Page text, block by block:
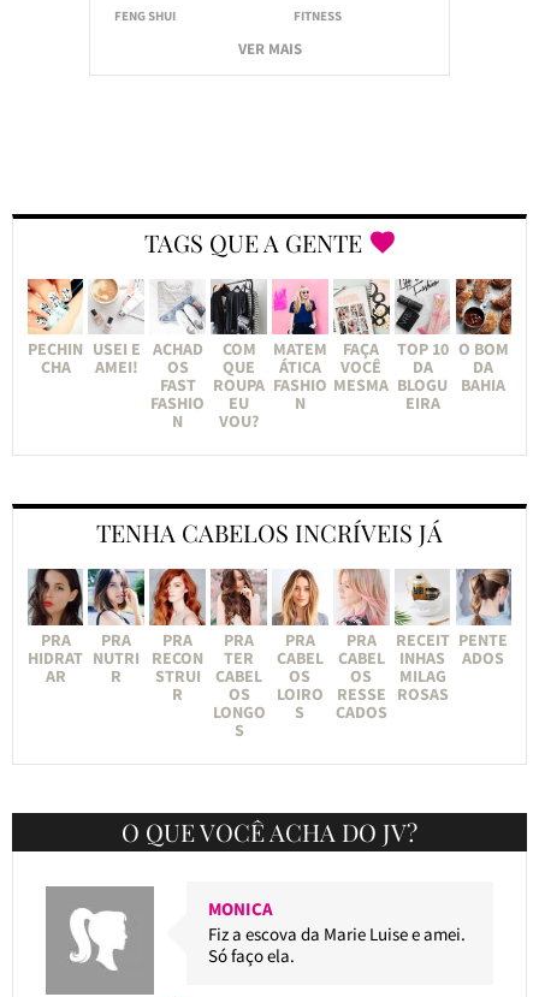
FENG SHUI
FITNESS
VER MAIS
TAGS QUE A GENTE
PECHIN
CHA
USEI E
AMEI!
ACHAD
OS
FAST
FASHIO
N
COM
QUE
ROUPA
EU
VOU?
MATEM
ÁTICA
FASHIO
N
FAÇA
VOCÊ
MESMA
TOP 10
DA
BLOGU
EIRA
O BOM
DA
BAHIA
TENHA CABELOS INCRÍVEIS JÁ
PRA
HIDRAT
AR
PRA
NUTRI
R
PRA
RECON
STRUI
R
PRA
TER
CABEL
OS
LONGO
S
PRA
CABEL
OS
LOIRO
S
PRA
CABEL
OS
RESSE
CADOS
RECEIT
INHAS
MILAG
ROSAS
PENTE
ADOS
O QUE VOCÊ ACHA DO JV?
MONICA
Fiz a escova da Marie Luise e amei.
Só faço ela.